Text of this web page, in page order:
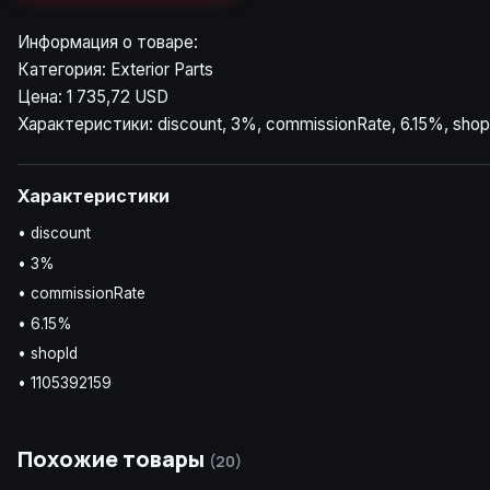
Информация о товаре:
Категория: Exterior Parts
Цена: 1 735,72 USD
Характеристики: discount, 3%, commissionRate, 6.15%,
Характеристики
• discount
• 3%
• commissionRate
• 6.15%
• shopId
• 1105392159
Похожие товары (20)